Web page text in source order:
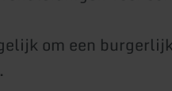
om een